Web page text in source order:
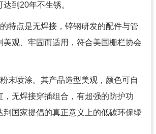
到20年不生锈。
特点是无焊接，锌钢研发的配件与管
美观、牢固而适用，符合美国栅栏协会
末喷涂。其产品造型美观，颜色可自
，无焊接穿插组合，有超强的防护功
到国家提倡的真正意义上的低碳环保绿